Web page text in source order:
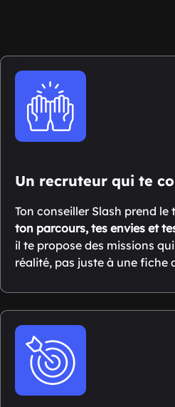
Un recruteur qui te
Ton conseiller Slash prend
ton parcours, tes envies et
il te propose des missions
réalité, pas juste à une fiche